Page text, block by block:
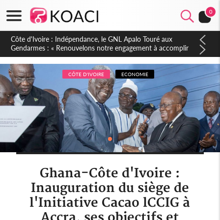
0
Sierra Leone : Un projet de réforme constitutionnelle en
gestation, points clés des amendements, un exclu d'avance
CÔTE D'IVOIRE ECONOMIE
Ghana-Côte d'Ivoire :
Inauguration du siège de
l'Initiative Cacao lCCIG à